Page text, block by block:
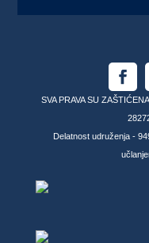
SVA PRAVA SU
Delatnost udruženja -